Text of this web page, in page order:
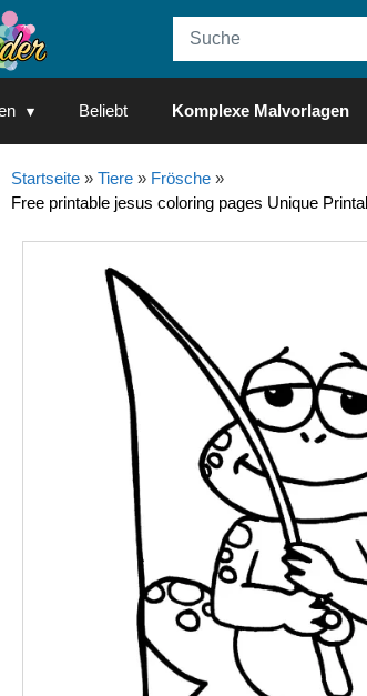
Beliebt Komplexe Malvorlagen
Startseite» Tiere» Frösche»
Free printable jesus coloring pages Unique